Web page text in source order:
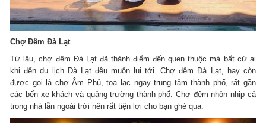
Chợ Đêm Đà Lạt
Từ lâu, chợ đêm Đà Lạt đã thành điểm đến quen thuộc mà bất cứ ai
khi đến du lịch Đà Lạt đều muốn lui tới. Chợ đêm Đà Lạt, hay còn
được gọi là chợ Âm Phủ, tọa lạc ngay trung tâm thành phố, rất gần
các bến xe khách và quảng trường thành phố. Chợ đêm nhộn nhịp cả
trong nhà lẫn ngoài trời nên rất tiện lợi cho bạn ghé qua.